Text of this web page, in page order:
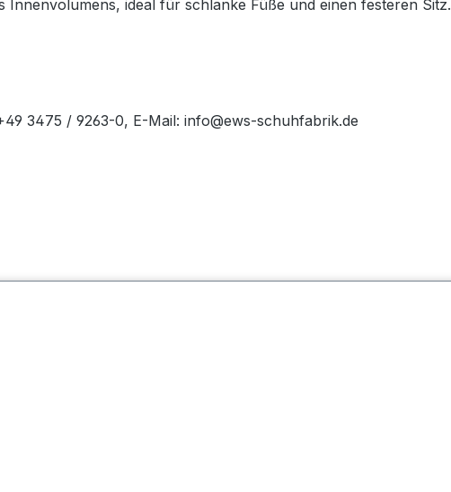
ideal für schlanke Füße und einen festeren Sitz.
3475 / 9263-0, E-Mail: info@ews-schuhfabrik.de